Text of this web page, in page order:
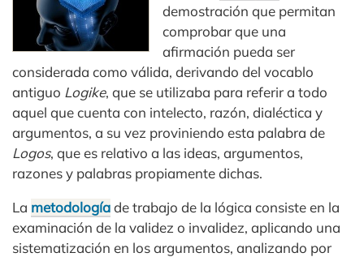
demostración que permitan
comprobar que una
afirmación pueda ser
considerada como válida, derivando del vocablo
antiguo Logike, que se utilizaba para referir a todo
aquel que cuenta con intelecto, razón, dialéctica y
argumentos, a su vez proviniendo esta palabra de
Logos, que es relativo a las ideas, argumentos,
razones y palabras propiamente dichas.
La metodologíade trabajo de la lógica consiste en la
examinación de la validez o invalidez, aplicando una
sistematización en los argumentos, analizando por